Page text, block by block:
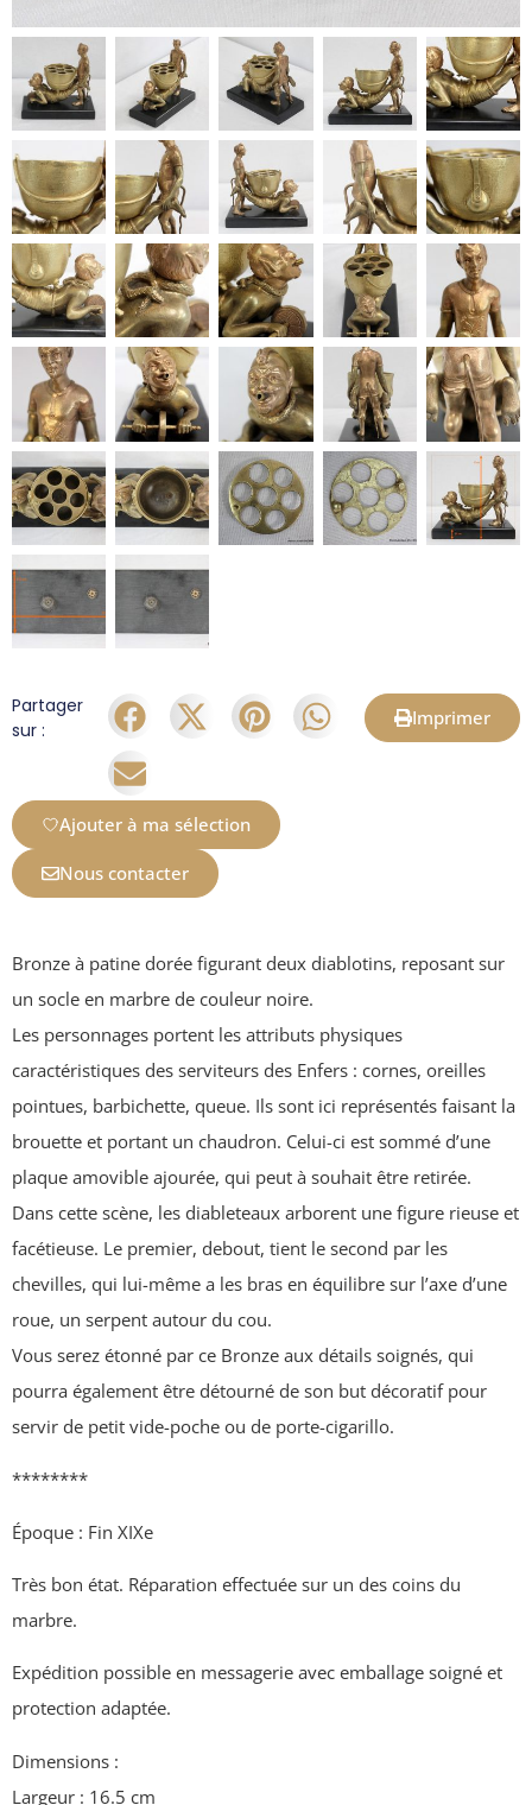
Partager
sur :
Imprimer
Ajouter à ma sélection
Nous contacter
Bronze à patine dorée figurant deux diablotins, reposant sur
un socle en marbre de couleur noire.
Les personnages portent les attributs physiques
caractéristiques des serviteurs des Enfers : cornes, oreilles
pointues, barbichette, queue. Ils sont ici représentés faisant la
brouette et portant un chaudron. Celui-ci est sommé d’une
plaque amovible ajourée, qui peut à souhait être retirée.
Dans cette scène, les diableteaux arborent une figure rieuse et
facétieuse. Le premier, debout, tient le second par les
chevilles, qui lui-même a les bras en équilibre sur l’axe d’une
roue, un serpent autour du cou.
Vous serez étonné par ce Bronze aux détails soignés, qui
pourra également être détourné de son but décoratif pour
servir de petit vide-poche ou de porte-cigarillo.
********
Époque : Fin XIXe
Très bon état. Réparation effectuée sur un des coins du
marbre.
Expédition possible en messagerie avec emballage soigné et
protection adaptée.
Dimensions :
Largeur : 16.5 cm